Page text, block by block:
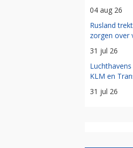
04 aug 26
Rusland
zorgen over
31 jul 26
KLM en
31 jul 26